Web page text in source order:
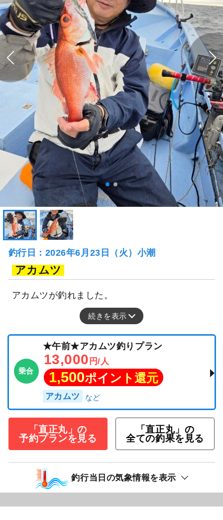
釣行日：2026年6月23日（火）小潮
アカムツ
アカムツが釣れました。
続きを表示
乗合
★午前★アカムツ釣りプラン
13,000 円/人
1,500ポイント還元
アカムツ
「直正丸」の
予約プランを見る
「直正丸」の
全ての釣果を見る
釣行当日の気象情報を表示